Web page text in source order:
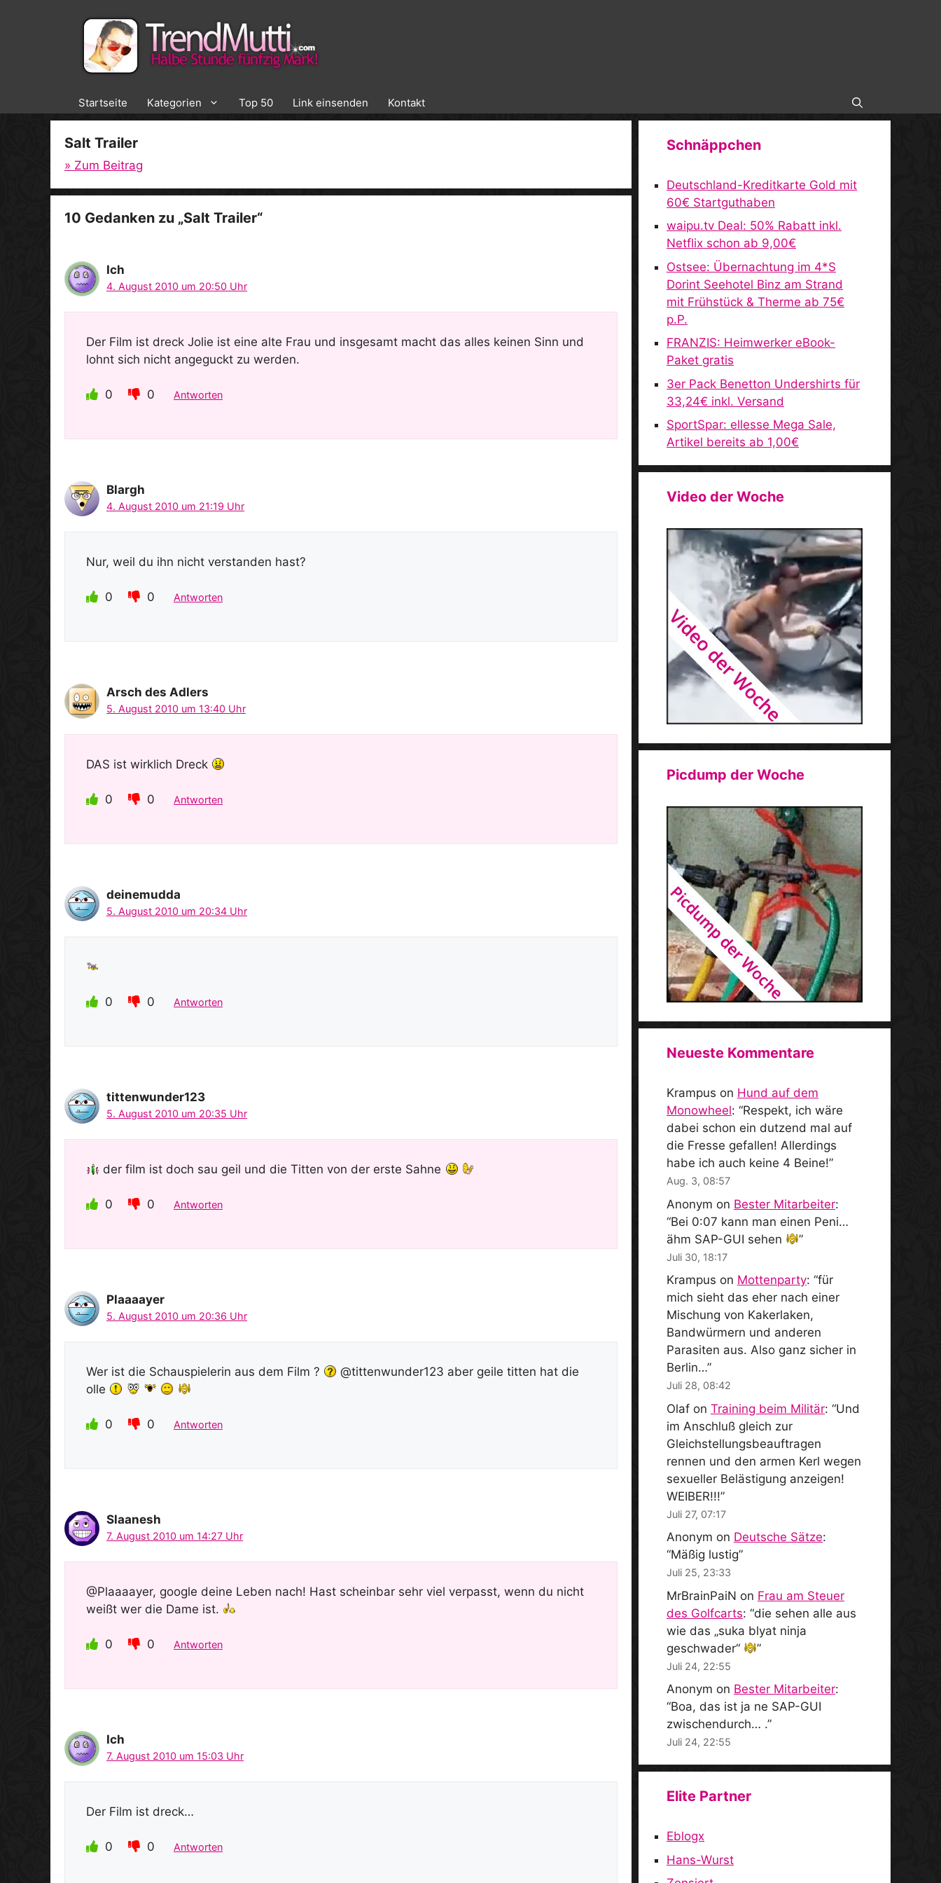
Startseite Kategorien Top 50 Link einsenden Kontakt
Salt Trailer
» Zum Beitrag
10 Gedanken zu „Salt Trailer“
Ich
4. August 2010 um 20:50 Uhr
Der Film ist dreck Jolie ist eine alte Frau und insgesamt macht das alles keinen Sinn und
lohnt sich nicht angeguckt zu werden.
0 0 Antworten
Blargh
4. August 2010 um 21:19 Uhr
Nur, weil du ihn nicht verstanden hast?
0 0 Antworten
Arsch des Adlers
5. August 2010 um 13:40 Uhr
DAS ist wirklich Dreck
0 0 Antworten
deinemudda
5. August 2010 um 20:34 Uhr
0 0 Antworten
tittenwunder123
5. August 2010 um 20:35 Uhr
der film ist doch sau geil und die Titten von der erste Sahne
0 0 Antworten
Plaaaayer
5. August 2010 um 20:36 Uhr
Wer ist die Schauspielerin aus dem Film ?
@tittenwunder123 aber geile titten hat die
olle
0 0 Antworten
Slaanesh
7. August 2010 um 14:27 Uhr
@Plaaaayer, google deine Leben nach! Hast scheinbar sehr viel verpasst, wenn du nicht
weißt wer die Dame ist.
0 0 Antworten
Ich
7. August 2010 um 15:03 Uhr
Der Film ist dreck…
0 0 Antworten
Schnäppchen
Deutschland-Kreditkarte Gold mit
60€ Startguthaben
waipu.tv Deal: 50% Rabatt inkl.
Netflix schon ab 9,00€
Ostsee: Übernachtung im 4*S
Dorint Seehotel Binz am Strand
mit Frühstück & Therme ab 75€
p.P.
FRANZIS: Heimwerker eBook-
Paket gratis
3er Pack Benetton Undershirts für
33,24€ inkl. Versand
SportSpar: ellesse Mega Sale,
Artikel bereits ab 1,00€
Video der Woche
Picdump der Woche
Neueste Kommentare
Krampus on Hund auf dem
Monowheel: “Respekt, ich wäre
dabei schon ein dutzend mal auf
die Fresse gefallen! Allerdings
habe ich auch keine 4 Beine!”
Aug. 3, 08:57
Anonym on Bester Mitarbeiter:
“Bei 0:07 kann man einen Peni…
ähm SAP-GUI sehen
”
Juli 30, 18:17
Krampus on Mottenparty: “für
mich sieht das eher nach einer
Mischung von Kakerlaken,
Bandwürmern und anderen
Parasiten aus. Also ganz sicher in
Berlin…”
Juli 28, 08:42
Olaf on Training beim Militär: “Und
im Anschluß gleich zur
Gleichstellungsbeauftragen
rennen und den armen Kerl wegen
sexueller Belästigung anzeigen!
WEIBER!!!”
Juli 27, 07:17
Anonym on Deutsche Sätze:
“Mäßig lustig”
Juli 25, 23:33
MrBrainPaiN on Frau am Steuer
des Golfcarts: “die sehen alle aus
wie das „suka blyat ninja
geschwader“
”
Juli 24, 22:55
Anonym on Bester Mitarbeiter:
“Boa, das ist ja ne SAP-GUI
zwischendurch… .”
Juli 24, 22:55
Elite Partner
Eblogx
Hans-Wurst